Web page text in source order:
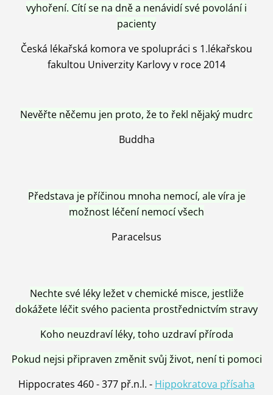
vyhoření. Cítí se na dně a nenávidí své povolání i
pacienty
Česká lékařská komora ve spolupráci s 1.lékařskou
fakultou Univerzity Karlovy v roce 2014
Nevěřte něčemu jen proto, že to řekl nějaký mudrc
Buddha
Představa je příčinou mnoha nemocí, ale víra je
možnost léčení nemocí všech
Paracelsus
Nechte své léky ležet v chemické misce, jestliže
dokážete léčit svého pacienta prostřednictvím stravy
Koho neuzdraví léky, toho uzdraví příroda
Pokud nejsi připraven změnit svůj život, není ti pomoci
Hippocrates 460 - 377 př.n.l. - Hippokratova přísaha